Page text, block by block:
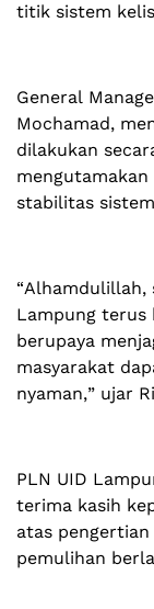
titik sistem
General
Mochamad,
dilakukan
stabilitas
“Alhamdulillah,
Lampung terus
berupaya
masyarakat
nyaman,” ujar
PLN UID
terima kasih
atas
pemulihan